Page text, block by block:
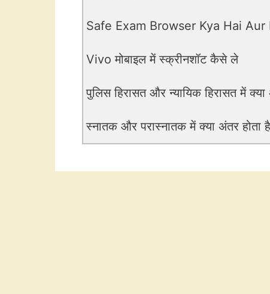
Safe Exam Browser Kya Hai
Vivo मोबाइल में स्क्रीनशॉट कैसे ले
पुलिस हिरासत और न्यायिक हिरासत में
स्नातक और परास्नातक में क्या अंतर होता है